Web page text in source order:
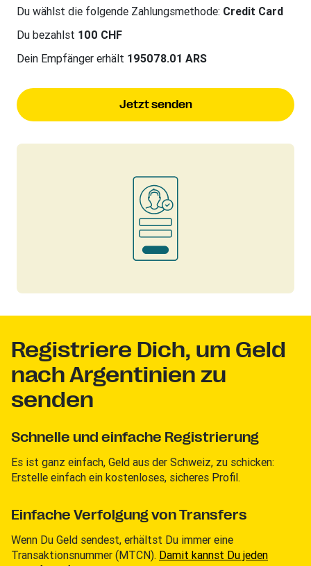
Du wählst die folgende Zahlungsmethode: Credit Card
Du bezahlst 100 CHF
Dein Empfänger erhält 195078.01 ARS
Jetzt senden
Registriere Dich, um Geld
nach Argentinien zu
senden
Schnelle und einfache Registrierung
Es ist ganz einfach, Geld aus der Schweiz, zu schicken:
Erstelle einfach ein kostenloses, sicheres Profil.
Einfache Verfolgung von Transfers
Wenn Du Geld sendest, erhältst Du immer eine
Transaktionsnummer (MTCN). Damit kannst Du jeden